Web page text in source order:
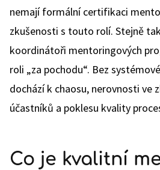
nemají formální certifikaci
zkušenosti s touto rolí. Stejně
koordinátoři mentoringových
roli „za pochodu“. Bez
dochází k chaosu, nerovnosti ve
účastníků a poklesu kvality
Co je kvalitní